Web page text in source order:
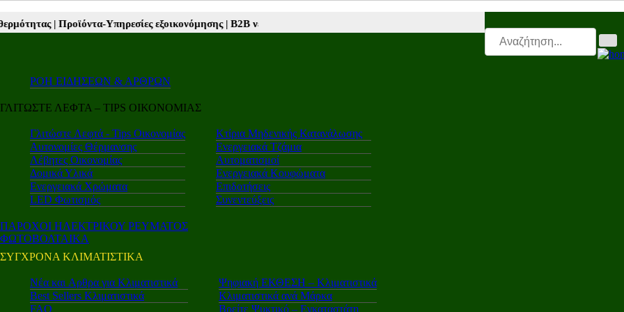
Υπηρεσίες εξοικονόμησης |Β2Β νέα |Autotriti.gr |
ΡΟΗ ΕΙΔΗΣΕΩΝ & ΑΡΘΡΩΝ
ΓΛΙΤΩΣΤΕ ΛΕΦΤΑ – TIPS ΟΙΚΟΝΟΜΙΑΣ
Γλιτώστε Λεφτά - Tips Οικονομίας
Αυτονομίες Θέρμανσης
Λέβητες Οικονομίας
Δομικά Υλικά
Ενεργειακά Χρώματα
LED Φωτισμός
Κτίρια Μηδενικής Κατανάλωσης
Ενεργειακά Τζάμια
Αυτοματισμοί
Ενεργειακά Κουφώματα
Επιδοτήσεις
Συνεντεύξεις
ΠΑΡΟΧΟΙ ΗΛΕΚΤΡΙΚΟΥ ΡΕΥΜΑΤΟΣ
ΦΩΤΟΒΟΛΤΑΙΚΑ
ΣΥΓΧΡΟΝΑ ΚΛΙΜΑΤΙΣΤΙΚΑ
Νέα και Aρθρα για Κλιματιστικά
Best Sellers Κλιματιστικά
FAQ
Ψηφιακή ΕΚΘΕΣΗ – Κλιματιστικά
Κλιματιστικά ανά Μάρκα
Βρείτε Ψυκτικό – Εγκαταστάτη